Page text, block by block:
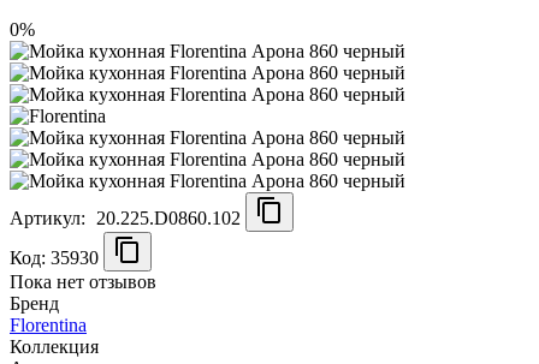
0%
Артикул:
20.225.D0860.102
Код: 35930
Пока нет отзывов
Бренд
Florentina
Коллекция